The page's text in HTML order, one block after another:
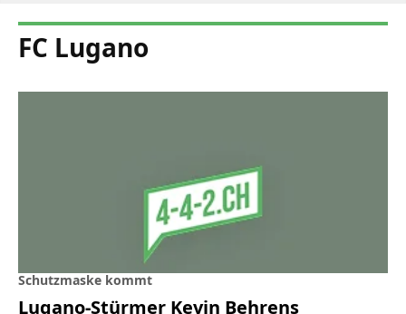
FC Lugano
Schutzmaske kommt
Lugano-Stürmer Kevin Behrens